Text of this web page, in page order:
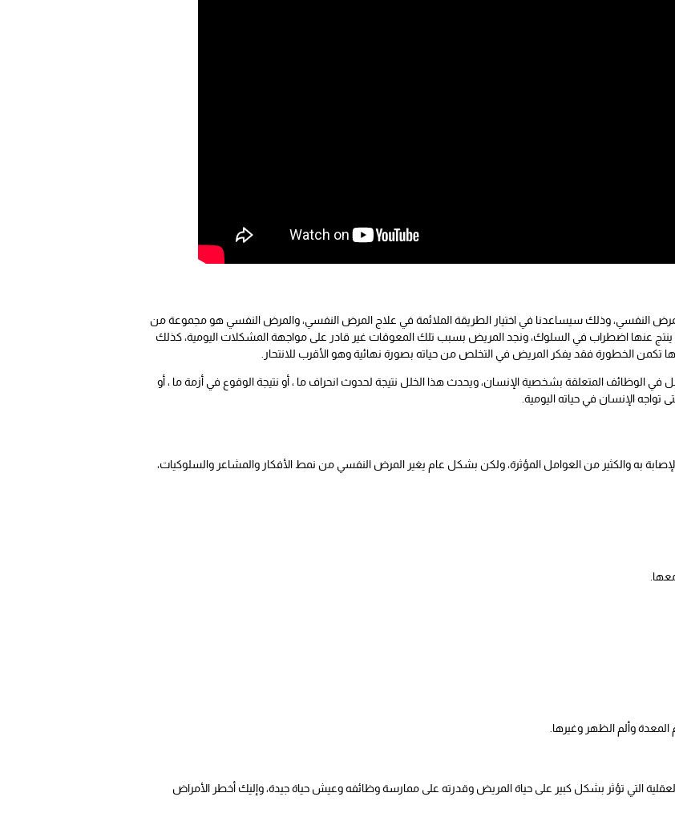
النفسي، وذلك سيساعدنا في اختيار الطريقة الملائمة في علاج المرض النفسي، والمرض النفسي هو مجموعة من
ينتج عنها اضطراب في السلوك، ونجد المريض بسبب تلك المعوقات غير قادر على مواجهة المشكلات اليومية، كذلك
الخطورة فقد يفكر المريض في التخلص من حياته بصورة نهائية وهو الأقرب للانتحار.
الوظائف المتعلقة بشخصية الإنسان، ويحدث هذا الخلل نتيجة لحدوث انحراف ما ، أو نتيجة الوقوع في أزمة ما ، أو
الإنسان في حياته اليومية.
به والكثير من العوامل المؤثرة، ولكن بشكل عام يغير المرض النفسي من نمط الأفكار والمشاعر والسلوكيات،
وألم الظهر وغيرها.
التي تؤثر بشكل كبير على حياة المريض وقدرته على ممارسة وظائفه وعيش حياة جيدة، وإليك أخطر الأمراض